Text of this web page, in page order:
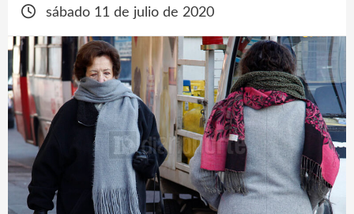
sábado 11 de julio de 2020